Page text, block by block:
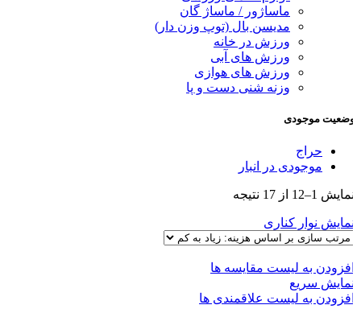
ماساژور / ماساژ گان
مدیسن بال (توپ وزن دار)
ورزش در خانه
ورزش های آبی
ورزش های هوازی
وزنه شنی دست و پا
موجودی
حراج
موجودی در انبار
1–12 از 17 نتیجه
نوار کناری
به لیست مقایسه ها
سریع
به لیست علاقمندی ها